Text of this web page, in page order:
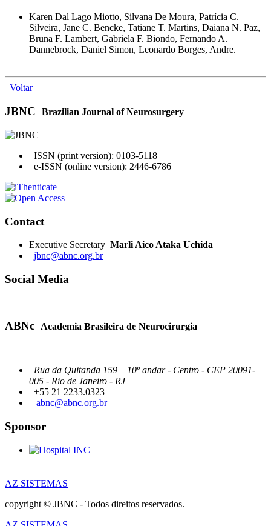
Karen Dal Lago Miotto, Silvana De Moura, Patrícia C.
Silveira, Jane C. Bencke, Tatiane T. Martins, Daiana N. Paz,
Bruna F. Lambert, Gabriela F. Biondo, Fernando A.
Dannebrock, Daniel Simon, Leonardo Borges, Andre.
Voltar
JBNC Brazilian Journal of Neurosurgery
ISSN (print version): 0103-5118
e-ISSN (online version): 2446-6786
Contact
Executive Secretary Marli Aico Ataka Uchida
jbnc@abnc.org.br
Social Media
ABNc Academia Brasileira de Neurocirurgia
Rua da Quitanda 159 – 10º andar - Centro - CEP 20091-
005 - Rio de Janeiro - RJ
+55 21 2233.0323
abnc@abnc.org.br
Sponsor
AZ SISTEMAS
copyright © JBNC - Todos direitos reservados.